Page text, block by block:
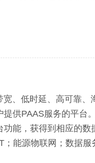
宽、低时延、高可靠
提供PAAS服务的平台
能，获得到相应的
；能源物联网；数据服